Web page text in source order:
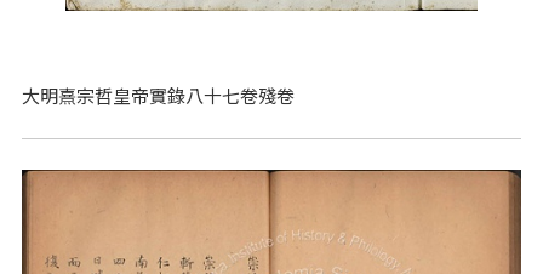
大明熹宗哲皇帝實錄八十七卷殘卷